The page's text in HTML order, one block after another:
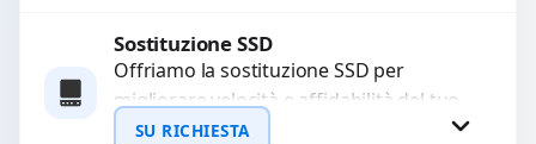
Richiedi Preventivo
WhatsApp
Sostituzione SSD
Offriamo la sostituzione SSD per
migliorare velocità e affidabilità del tuo
dispositivo. In caso di
SU RICHIESTA